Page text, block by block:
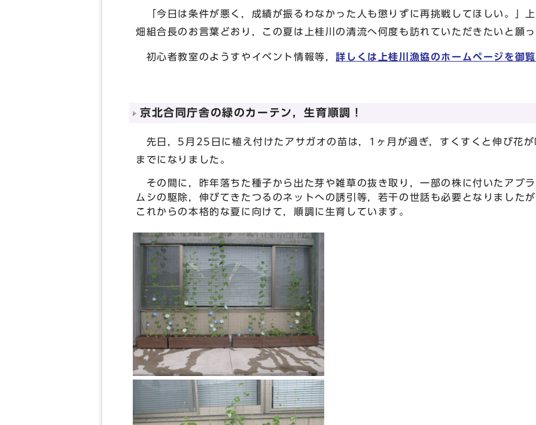
「今日は条件が悪く，成績が振るわなかった人も懲りずに再挑戦してほしい。」
畑組合長のお言葉どおり，この夏は上桂川の清流へ何度も訪れていただきたいと願
初心者教室のようすやイベント情報等，詳しくは上桂川漁協のホームページを御
京北合同庁舎の緑のカーテン，生育順調！
先日，5月25日に植え付けたアサガオの苗は，1ヶ月が過ぎ，すくすくと伸び花が
までになりました。
その間に，昨年落ちた種子から出た芽や雑草の抜き取り，一部の株に付いたアブラ
ムシの駆除，伸びてきたつるのネットへの誘引等，若干の世話も必要となりました
これからの本格的な夏に向けて，順調に生育しています。